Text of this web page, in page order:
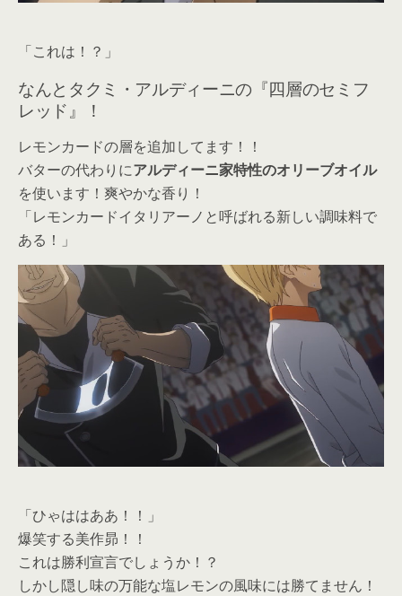
「これは！？」
なんとタクミ・アルディーニの『四層のセミフ
レッド』！
レモンカードの層を追加してます！！
バターの代わりにアルディーニ家特性のオリーブオイル
を使います！爽やかな香り！
「レモンカードイタリアーノと呼ばれる新しい調味料で
ある！」
「ひゃははああ！！」
爆笑する美作昴！！
これは勝利宣言でしょうか！？
しかし隠し味の万能な塩レモンの風味には勝てません！